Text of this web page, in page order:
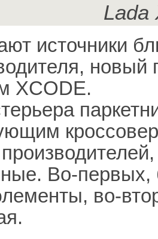
Lada
источники
новый
XCODE.
Во-первых,
во-